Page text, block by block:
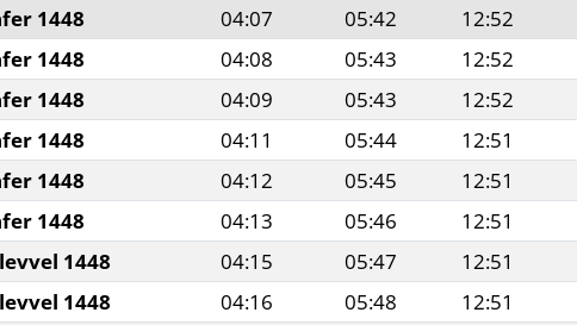
1448 04:07 05:42 12:52
1448 04:08 05:43 12:52
1448 04:09 05:43 12:52
1448 04:11 05:44 12:51
1448 04:12 05:45 12:51
1448 04:13 05:46 12:51
1448 04:15 05:47 12:51
1448 04:16 05:48 12:51